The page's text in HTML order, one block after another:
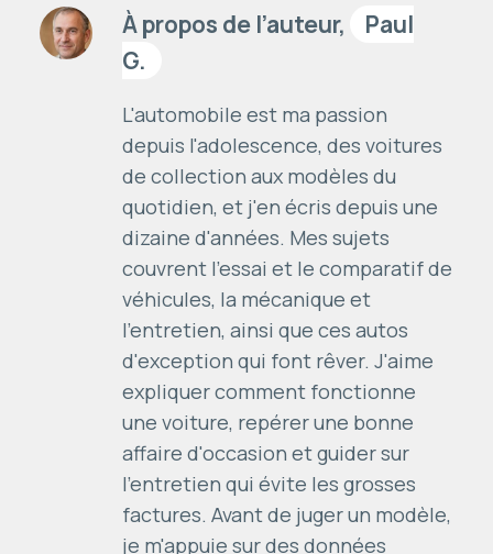
À propos de l’auteur,
Paul
G.
L'automobile est ma passion
depuis l'adolescence, des voitures
de collection aux modèles du
quotidien, et j'en écris depuis une
dizaine d'années. Mes sujets
couvrent l'essai et le comparatif de
véhicules, la mécanique et
l'entretien, ainsi que ces autos
d'exception qui font rêver. J'aime
expliquer comment fonctionne
une voiture, repérer une bonne
affaire d'occasion et guider sur
l'entretien qui évite les grosses
factures. Avant de juger un modèle,
je m'appuie sur des données